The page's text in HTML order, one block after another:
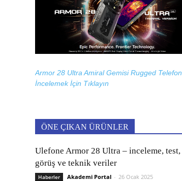
Armor 28 Ultra Amiral Gemisi Rugged
İncelemek İçin Tıklayın
ÖNE ÇIKAN ÜRÜNLER
Ulefone Armor 28 Ultra – inceleme, test,
görüş ve teknik veriler
Haberler Akademi Portal - 26 Ocak 2025